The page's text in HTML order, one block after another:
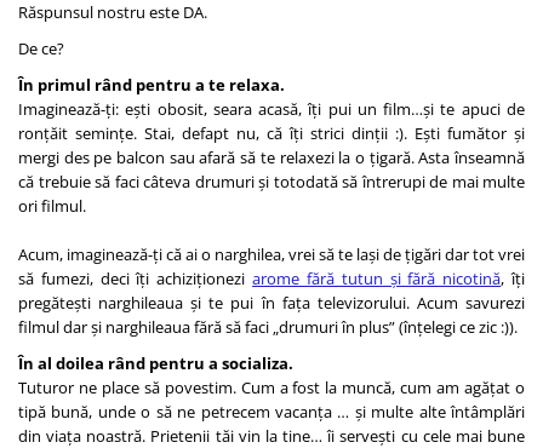
Răspunsul nostru este DA.
De ce?
În primul rând pentru a te relaxa.
Imaginează-ți: ești obosit, seara acasă, îți pui un film…și te apuci de
ronțăit semințe. Stai, defapt nu, că îți strici dinții :). Ești fumător și
mergi des pe balcon sau afară să te relaxezi la o țigară. Asta înseamnă
că trebuie să faci câteva drumuri și totodată să întrerupi de mai multe
ori filmul.
Acum, imaginează-ți că ai o narghilea, vrei să te lași de țigări dar tot vrei
să fumezi, deci îți achiziționeziarome fără tutun și fără nicotină, îți
pregătești narghileaua și te pui în fața televizorului. Acum savurezi
filmul dar și narghileaua fără să faci „drumuri în plus” (înțelegi ce zic :)).
În al doilea rând pentru a socializa.
Tuturor ne place să povestim. Cum a fost la muncă, cum am agățat o
tipă bună, unde o să ne petrecem vacanța … și multe alte întâmplări
din viața noastră. Prietenii tăi vin la tine… îi servești cu cele mai bune